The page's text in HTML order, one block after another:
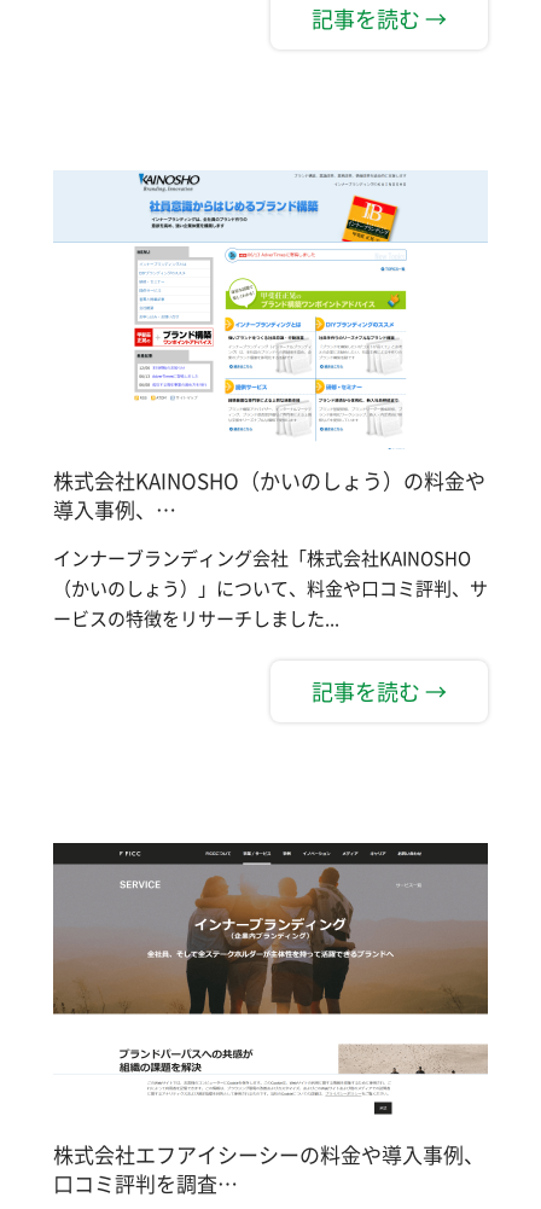
記事を読む →
株式会社KAINOSHO（かいのしょう）の料金や
導入事例、…
インナーブランディング会社「株式会社KAINOSHO
（かいのしょう）」について、料金や口コミ評判、サ
ービスの特徴をリサーチしました...
記事を読む →
株式会社エフアイシーシーの料金や導入事例、
口コミ評判を調査…